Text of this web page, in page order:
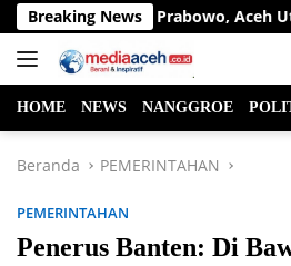
Langsung
ke
konten
Breaking News
Presiden Prabowo, Aceh
HOME NEWS NANGGROE
Beranda PEMERINTAHAN
PEMERINTAHAN
Penerus Banten: Di